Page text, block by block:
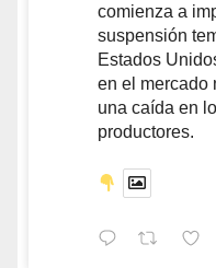
comienza a
suspensión
Estados
en el mercado
una caída en
productores.